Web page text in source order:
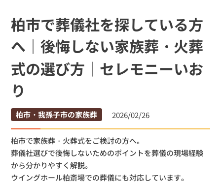
柏市で葬儀社を探している方
へ｜後悔しない家族葬・火葬
式の選び方｜セレモニーいお
り
柏市・我孫子市の家族葬 2026/02/26
柏市で家族葬・火葬式をご検討の方へ。
葬儀社選びで後悔しないためのポイントを葬儀の現場経験
から分かりやすく解説。
ウイングホール柏斎場での葬儀にも対応しています。